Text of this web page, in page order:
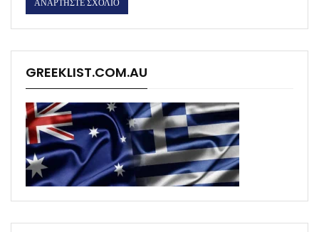
GREEKLIST.COM.AU